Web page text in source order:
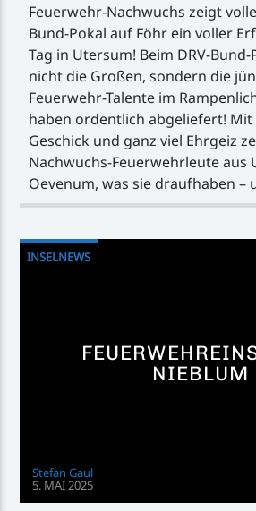
Feuerwehr-Nachwuchs zeigt
Bund-Pokal auf Föhr ein voller
Tag in Utersum! Beim DRV-
nicht die Großen, sondern die
Feuerwehr-Talente im
haben ordentlich abgeliefert! Mit
Geschick und ganz viel Ehrgeiz
Nachwuchs-Feuerwehrleute aus
Oevenum, was sie draufhaben –
INSELNEWS
NIEBLUM
Stefan Gaul
5. MAI 2025